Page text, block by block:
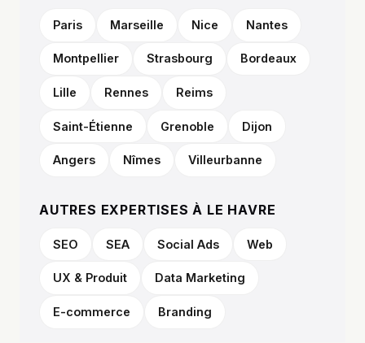
Paris Marseille Nice Nantes
Montpellier Strasbourg Bordeaux
Lille Rennes Reims
Saint-Étienne Grenoble Dijon
Angers Nîmes Villeurbanne
AUTRES EXPERTISES À LE HAVRE
SEO SEA Social Ads Web
UX & Produit Data Marketing
E-commerce Branding